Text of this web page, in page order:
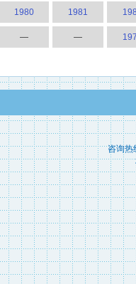
1980 1981
— —
咨询